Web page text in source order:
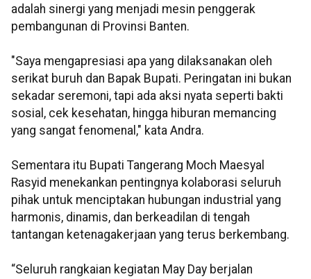
adalah sinergi yang menjadi mesin penggerak
pembangunan di Provinsi Banten.
"Saya mengapresiasi apa yang dilaksanakan oleh
serikat buruh dan Bapak Bupati. Peringatan ini bukan
sekadar seremoni, tapi ada aksi nyata seperti bakti
sosial, cek kesehatan, hingga hiburan memancing
yang sangat fenomenal," kata Andra.
Sementara itu Bupati Tangerang Moch Maesyal
Rasyid menekankan pentingnya kolaborasi seluruh
pihak untuk menciptakan hubungan industrial yang
harmonis, dinamis, dan berkeadilan di tengah
tantangan ketenagakerjaan yang terus berkembang.
“Seluruh rangkaian kegiatan May Day berjalan